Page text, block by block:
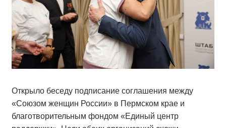
Открыло беседу подписание соглашения между
«Союзом женщин России» в Пермском крае и
благотворительным фондом «Единый центр